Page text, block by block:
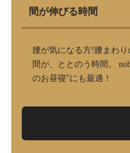
間が伸びる時間
腰が気になる方!腰まわ
間が、ととのう時間。
のお昼寝”にも最適！